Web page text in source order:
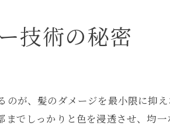
技術の秘密
のが、髪のダメージを最小限に抑
でしっかりと色を浸透させ、均一